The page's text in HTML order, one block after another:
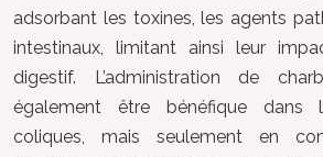
adsorbant les toxines, les agents
intestinaux, limitant ainsi leur
digestif. L’administration de
également être bénéfique dans
coliques, mais seulement en